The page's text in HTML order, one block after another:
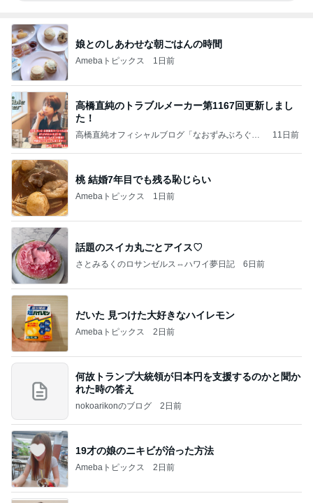
娘とのしあわせな朝ごはんの時間
Amebaトピックス 1日前
高橋直純のトラブルメーカー第1167回更新しまし
た！
高橋直純オフィシャルブログ「なおずみぶろぐ」
11日前
桃 結婚7年目でも残る恥じらい
Amebaトピックス 1日前
話題のスイカ丸ごとアイス♡
さとみるくのロサンゼルス⇔ハワイ夢日記 6日前
だいた 見つけた大好きなハイレモン
Amebaトピックス 2日前
何故トランプ大統領が日本円を支援するのかと聞か
れた時の答え
nokoarikonのブログ 2日前
19才の娘のニキビが治った方法
Amebaトピックス 2日前